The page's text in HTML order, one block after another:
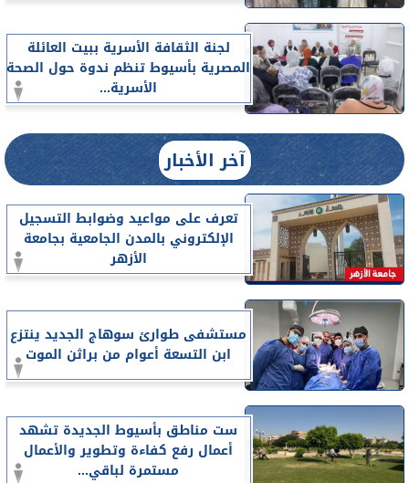
لجنة الثقافة الأسرية ببيت العائلة
المصرية بأسيوط تنظم ندوة حول الصحة
الأسرية...
آخر الأخبار
تعرف على مواعيد وضوابط التسجيل
الإلكتروني بالمدن الجامعية بجامعة
الأزهر
مستشفى طوارئ سوهاج الجديد ينتزع
ابن التسعة أعوام من براثن الموت
ست مناطق بأسيوط الجديدة تشهد
أعمال رفع كفاءة وتطوير والأعمال
مستمرة لباقي...